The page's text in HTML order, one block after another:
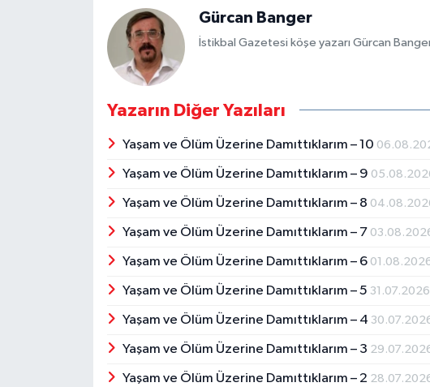
Gürcan Banger
İstikbal Gazetesi köşe yazarı Gürcan
Yazarın Diğer Yazıları
Yaşam ve Ölüm Üzerine Damıttıklarım – 10
Yaşam ve Ölüm Üzerine Damıttıklarım – 9
Yaşam ve Ölüm Üzerine Damıttıklarım – 8
Yaşam ve Ölüm Üzerine Damıttıklarım – 7
Yaşam ve Ölüm Üzerine Damıttıklarım – 6
Yaşam ve Ölüm Üzerine Damıttıklarım – 5 31.07.2026
Yaşam ve Ölüm Üzerine Damıttıklarım – 4
Yaşam ve Ölüm Üzerine Damıttıklarım – 3
Yaşam ve Ölüm Üzerine Damıttıklarım – 2